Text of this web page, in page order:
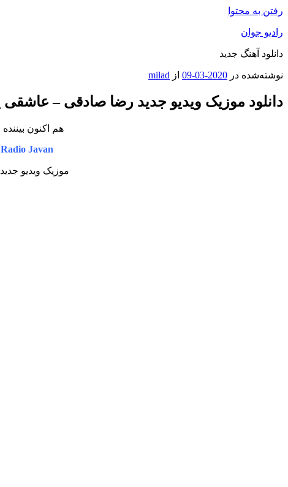
رفتن به محتوا
رادیو جوان
دانلود آهنگ جدید
نوشته‌شده در 2020-03-09 از milad
دانلود موزیک ویدیو جدید رضا صادقی –
هم اکنون
Javan
موزیک ویدیو